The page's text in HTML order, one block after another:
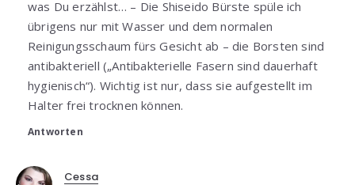
was Du erzählst… – Die Shiseido Bürste spüle ich
übrigens nur mit Wasser und dem normalen
Reinigungsschaum fürs Gesicht ab – die Borsten sind
antibakteriell („Antibakterielle Fasern sind dauerhaft
hygienisch“). Wichtig ist nur, dass sie aufgestellt im
Halter frei trocknen können.
Antworten
Cessa